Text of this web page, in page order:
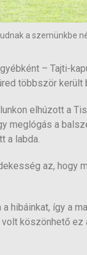
a szemünkbe
– Tajti-
többször került
elhúzott a
meglógás a
a labda.
az, hogy
hibáinkat, így a
köszönhető ez